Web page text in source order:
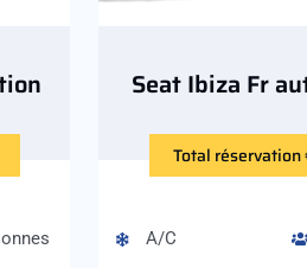
Seat Ibiza Fr
Total
A/C